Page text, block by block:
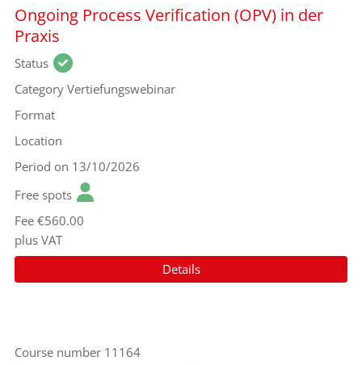
Ongoing Process Verification (OPV) in der
Praxis
Status
Category Vertiefungswebinar
Format
Location
Period on 13/10/2026
Free spots
Fee €560.00
plus VAT
Details
Course number 11164